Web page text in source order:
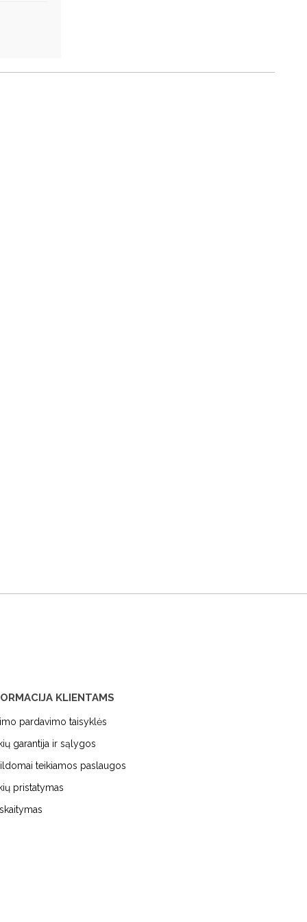
KLIENTAMS
pardavimo taisyklės
garantija ir sąlygos
teikiamos paslaugos
pristatymas